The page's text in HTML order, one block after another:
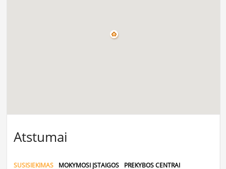
Atstumai
SUSISIEKIMAS MOKYMOSI ĮSTAIGOS
PREKYBOS CENTRAI